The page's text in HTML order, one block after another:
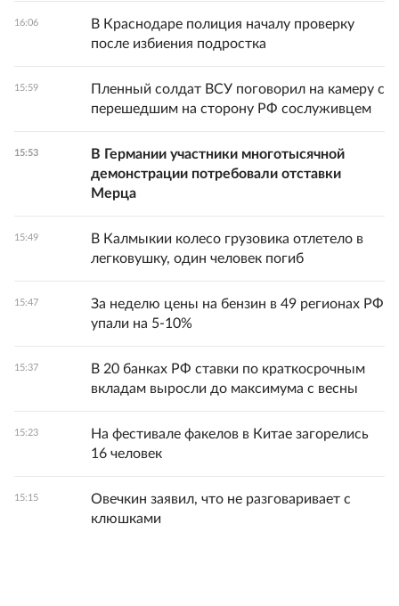
16:06
В Краснодаре полиция началу проверку
после избиения подростка
15:59
Пленный солдат ВСУ поговорил на камеру с
перешедшим на сторону РФ сослуживцем
15:53
В Германии участники многотысячной
демонстрации потребовали отставки
Мерца
15:49
В Калмыкии колесо грузовика отлетело в
легковушку, один человек погиб
15:47
За неделю цены на бензин в 49 регионах РФ
упали на 5-10%
15:37
В 20 банках РФ ставки по краткосрочным
вкладам выросли до максимума с весны
15:23
На фестивале факелов в Китае загорелись
16 человек
15:15
Овечкин заявил, что не разговаривает с
клюшками